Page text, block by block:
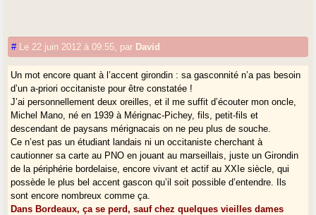
sacrifie à la rebattue comparaison entre Bordeaux et Toulouse.
Bordeaux, il retient le gascon.
Une dernière chose :le substrat gascon est beaucoup plus vivace
dans les textes de gascon bourgeais de la fin du XIXe qu’en parler
bordelais de la même époque.
Ce n’est pas si simple.
# Le 22 juin 2012 à 09:55 par David
Un mot encore quant à l’accent girondin : sa gasconnité n’a pas besoin
d’un a-priori occitaniste pour être constatée !
J’ai personnellement deux oreilles, et il me suffit d’écouter mon oncle,
Michel Mano, né en 1939 à Mérignac-Pichey, fils, petit-fils et
descendant de paysans mérignacais on ne peu plus de souche.
Ce n’est pas un étudiant landais ni un occitaniste cherchant à
cautionner sa carte au PNO en jouant au marseillais, juste un Girondin
de la périphérie bordelaise, encore vivant et actif au XXIe siècle, qui
possède le plus bel accent gascon qu’il soit possible d’entendre. Ils
sont encore nombreux comme ça.
Dans Bordeaux, ça se perd, sauf chez quelques vieilles dames